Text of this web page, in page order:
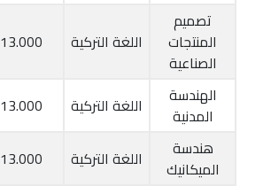
تصميم
المنتجات
الصناعية
اللغة التركية 13.000
الهندسة
المدنية
اللغة التركية 13.000
هندسة
الميكانيك
اللغة التركية 13.000